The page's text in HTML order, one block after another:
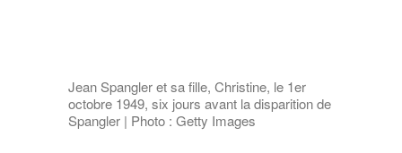
Jean Spangler et sa fille, Christine, le 1er
octobre 1949, six jours avant la disparition de
Spangler | Photo : Getty Images